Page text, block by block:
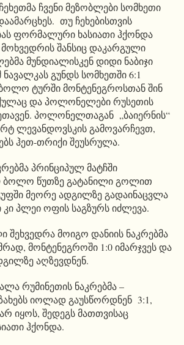
ჩვენი მეზობლები სომხეთი
თუ ჩეხებისთვის
ფორმალური ხასიათი ჰქონდა
შანსიც დაკარგული
მუნდიალისკენ დიდი ნაბიჯი
გუნდს სომხეთში 6:1
ტურში მონტენეგროსთან შინ
და პოლონელები რუსეთის
პოლონელთაგან „ბაიერნის“
ლევანდოვსკის გამოვარჩევთ,
ჰეთ-თრიქი შეუსრულა.
პრინციპულ მატჩში
ბოლო წუთზე გატანილი გოლით
მეორე ადგილზე გადაინაცვლა
პლეი ოფის საგზურს იძლევა.
შეხვედრა მოიგო დანიის ნაკრებმა
მონტენეგროში 1:0 იმარჯვეს და
აღზევდნენ.
რუმინეთის ნაკრებმა –
იოლად გაუსწორდნენ 3:1,
იყოს, შედეგს მათთვისაც
ჰქონდა.